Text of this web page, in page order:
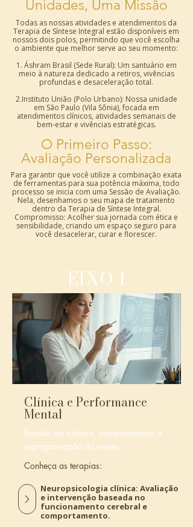
Unidades, Uma Missão
Todas as nossas atividades e atendimentos da
Terapia de Síntese Integral estão disponíveis em
nossos dois polos, permitindo que você escolha
o ambiente que melhor serve ao seu momento:
1. Áshram Brasil (Sede Rural): Um santuário em
meio à natureza dedicado a retiros, vivências
profundas e desaceleração total.
2.Instituto União (Polo Urbano): Nossa unidade
em São Paulo (Vila Sônia), focada em
atendimentos clínicos, atividades semanais de
bem-estar e vivências estratégicas.
O Primeiro Passo:
Avaliação Personalizada
Para garantir que você utilize a combinação exata
de ferramentas para sua potência máxima, todo
processo se inicia com uma Sessão de Avaliação.
Nela, desenhamos o seu mapa de tratamento
dentro da Terapia de Síntese Integral.
Compromisso: Acolher sua jornada com ética e
sensibilidade, criando um espaço seguro para
você desacelerar, curar e florescer.
EIXO 1
Clínica e Performance
Mental
Focado em ciência, comportamento e
reprogramação da mente.
Conheça as terapias:
Neuropsicologia clínica: Avaliação
e intervenção baseada no
funcionamento cerebral e
comportamento.